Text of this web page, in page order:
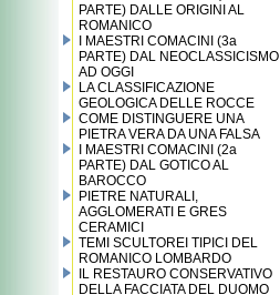
PARTE) DALLE ORIGINI AL
ROMANICO
I MAESTRI COMACINI (3a
PARTE) DAL NEOCLASSICISMO
AD OGGI
LA CLASSIFICAZIONE
GEOLOGICA DELLE ROCCE
COME DISTINGUERE UNA
PIETRA VERA DA UNA FALSA
I MAESTRI COMACINI (2a
PARTE) DAL GOTICO AL
BAROCCO
PIETRE NATURALI,
AGGLOMERATI E GRES
CERAMICI
TEMI SCULTOREI TIPICI DEL
ROMANICO LOMBARDO
IL RESTAURO CONSERVATIVO
DELLA FACCIATA DEL DUOMO